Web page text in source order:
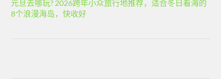
元旦去哪玩? 2026跨年小众旅行地推荐，适合冬日看海的
8个浪漫海岛，快收好